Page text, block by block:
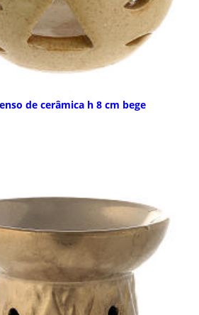
de cerâmica h 8 cm bege